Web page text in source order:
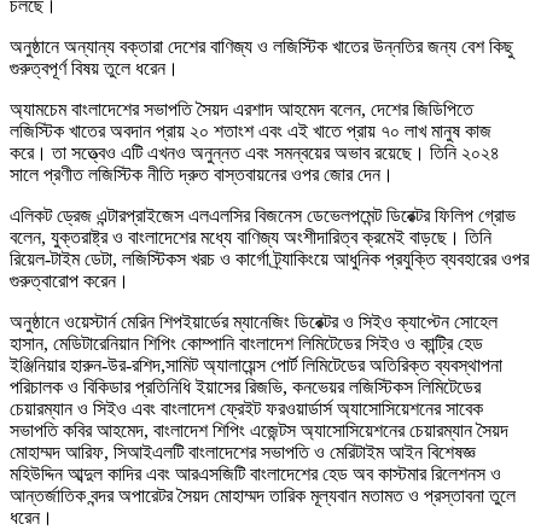
চলছে।
অনুষ্ঠানে অন্যান্য বক্তারা দেশের বাণিজ্য ও লজিস্টিক খাতের উন্নতির জন্য বেশ কিছু
গুরুত্বপূর্ণ বিষয় তুলে ধরেন।
অ্যামচেম বাংলাদেশের সভাপতি সৈয়দ এরশাদ আহমেদ বলেন, দেশের জিডিপিতে
লজিস্টিক খাতের অবদান প্রায় ২০ শতাংশ এবং এই খাতে প্রায় ৭০ লাখ মানুষ কাজ
করে। তা সত্ত্বেও এটি এখনও অনুন্নত এবং সমন্বয়ের অভাব রয়েছে। তিনি ২০২৪
সালে প্রণীত লজিস্টিক নীতি দ্রুত বাস্তবায়নের ওপর জোর দেন।
এলিকট ড্রেজ এন্টারপ্রাইজেস এলএলসির বিজনেস ডেভেলপমেন্ট ডিরেক্টর ফিলিপ গ্রোভ
বলেন, যুক্তরাষ্ট্র ও বাংলাদেশের মধ্যে বাণিজ্য অংশীদারিত্ব ক্রমেই বাড়ছে। তিনি
রিয়েল-টাইম ডেটা, লজিস্টিকস খরচ ও কার্গো ট্র্যাকিংয়ে আধুনিক প্রযুক্তি ব্যবহারের ওপর
গুরুত্বারোপ করেন।
অনুষ্ঠানে ওয়েস্টার্ন মেরিন শিপইয়ার্ডের ম্যানেজিং ডিরেক্টর ও সিইও ক্যাপ্টেন সোহেল
হাসান, মেডিটারেনিয়ান শিপিং কোম্পানি বাংলাদেশ লিমিটেডের সিইও ও কান্ট্রি হেড
ইঞ্জিনিয়ার হারুন-উর-রশিদ,সামিট অ্যালায়েন্স পোর্ট লিমিটেডের অতিরিক্ত ব্যবস্থাপনা
পরিচালক ও বিকিডার প্রতিনিধি ইয়াসের রিজভি, কনভেয়র লজিস্টিকস লিমিটেডের
চেয়ারম্যান ও সিইও এবং বাংলাদেশ ফ্রেইট ফরওয়ার্ডার্স অ্যাসোসিয়েশনের সাবেক
সভাপতি কবির আহমেদ, বাংলাদেশ শিপিং এজেন্টস অ্যাসোসিয়েশনের চেয়ারম্যান সৈয়দ
মোহাম্মদ আরিফ, সিআইএলটি বাংলাদেশের সভাপতি ও মেরিটাইম আইন বিশেষজ্ঞ
মহিউদ্দিন আব্দুল কাদির এবং আরএসজিটি বাংলাদেশের হেড অব কাস্টমার রিলেশনস ও
আন্তর্জাতিক বন্দর অপারেটর সৈয়দ মোহাম্মদ তারিক মূল্যবান মতামত ও প্রস্তাবনা তুলে
ধরেন।